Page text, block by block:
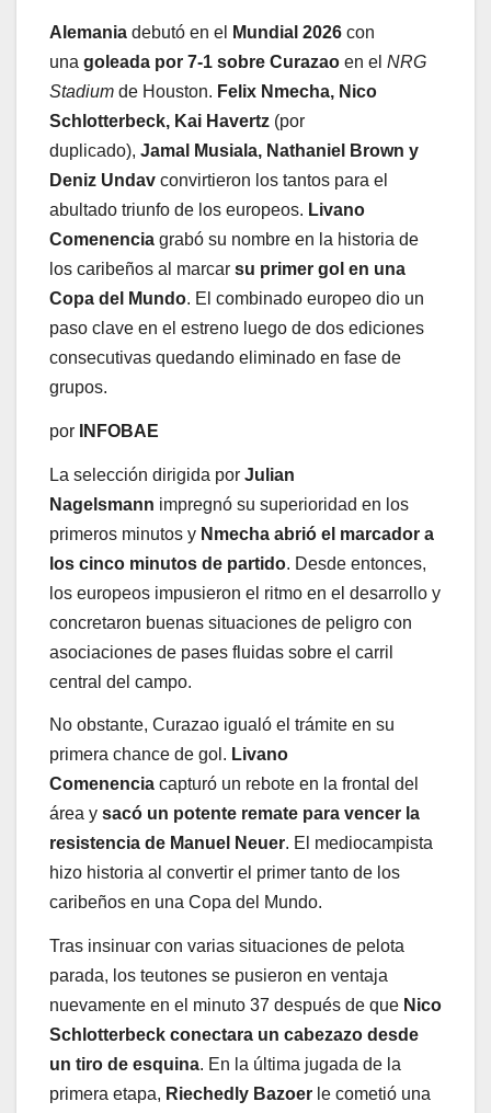
Alemania debutó en el Mundial 2026 con
una goleada por 7-1 sobre Curazao en el NRG
Stadium de Houston. Felix Nmecha, Nico
Schlotterbeck, Kai Havertz (por
duplicado), Jamal Musiala, Nathaniel Brown y
Deniz Undav convirtieron los tantos para el
abultado triunfo de los europeos. Livano
Comenencia grabó su nombre en la historia de
los caribeños al marcar su primer gol en una
Copa del Mundo. El combinado europeo dio un
paso clave en el estreno luego de dos ediciones
consecutivas quedando eliminado en fase de
grupos.
por INFOBAE
La selección dirigida por Julian
Nagelsmann impregnó su superioridad en los
primeros minutos y Nmecha abrió el marcador a
los cinco minutos de partido. Desde entonces,
los europeos impusieron el ritmo en el desarrollo y
concretaron buenas situaciones de peligro con
asociaciones de pases fluidas sobre el carril
central del campo.
No obstante, Curazao igualó el trámite en su
primera chance de gol. Livano
Comenencia capturó un rebote en la frontal del
área y sacó un potente remate para vencer la
resistencia de Manuel Neuer. El mediocampista
hizo historia al convertir el primer tanto de los
caribeños en una Copa del Mundo.
Tras insinuar con varias situaciones de pelota
parada, los teutones se pusieron en ventaja
nuevamente en el minuto 37 después de que Nico
Schlotterbeck conectara un cabezazo desde
un tiro de esquina. En la última jugada de la
primera etapa, Riechedly Bazoer le cometió una